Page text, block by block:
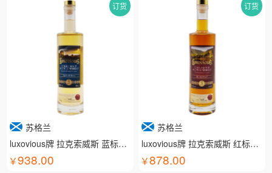
订货
苏格兰
luxovious牌 拉克索威斯 蓝标威士忌
938.00
订货
苏格兰
luxovious牌 拉克索威斯 红标威士忌
878.00